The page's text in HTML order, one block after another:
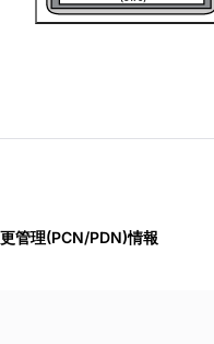
管理(PCN/PDN)情報